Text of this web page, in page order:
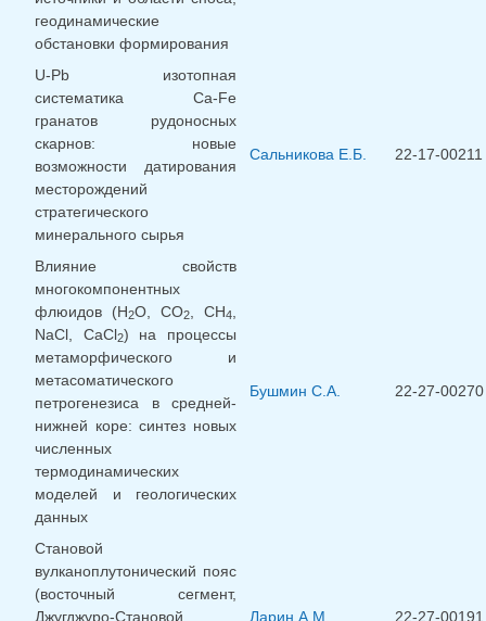
геодинамические
обстановки формирования
U-Pb изотопная
систематика Ca-Fe
гранатов рудоносных
скарнов: новые
возможности датирования
месторождений
стратегического
минерального сырья
Сальникова Е.Б. 22-17-00211
Влияние свойств
многокомпонентных
флюидов (Н2О, СО2 , СН4
NaCl, CaCl2) на процессы
метаморфического и
метасоматического
петрогенезиса в средней-
нижней коре: синтез новых
численных
термодинамических
моделей и геологических
данных
Бушмин С.А. 22-27-00270
Становой
вулканоплутонический пояс
(восточный сегмент,
Джугджуро-Становой
Ларин А.М. 22-27-00191